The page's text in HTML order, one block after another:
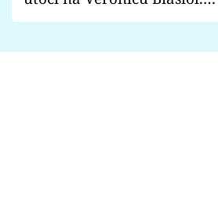
Proč je podle nich falešná a